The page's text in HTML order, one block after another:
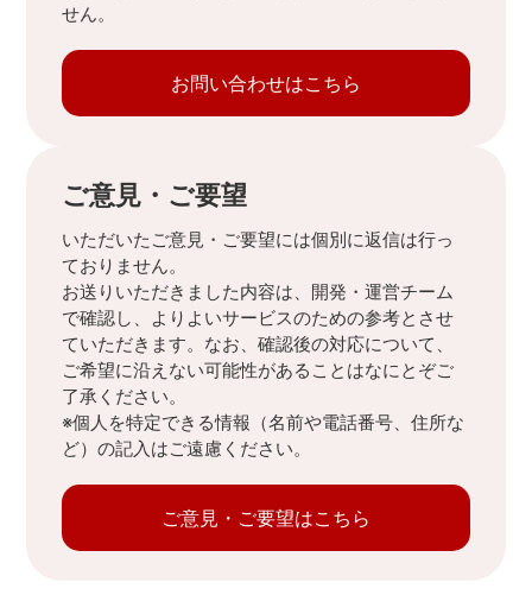
せん。
お問い合わせはこちら
ご意見・ご要望
いただいたご意見・ご要望には個別に返信は行っ
ておりません。
お送りいただきました内容は、開発・運営チーム
で確認し、よりよいサービスのための参考とさせ
ていただきます。なお、確認後の対応について、
ご希望に沿えない可能性があることはなにとぞご
了承ください。
※個人を特定できる情報（名前や電話番号、住所な
ど）の記入はご遠慮ください。
ご意見・ご要望はこちら